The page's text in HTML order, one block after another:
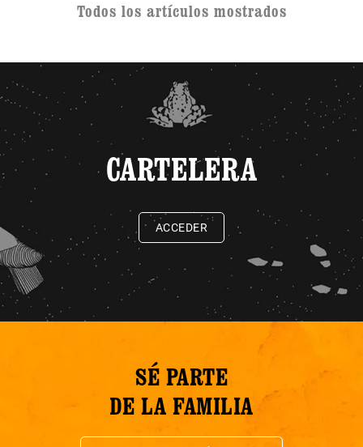
Todos los artículos mostrados
CARTELERA
ACCEDER
SÉ PARTE
DE LA FAMILIA